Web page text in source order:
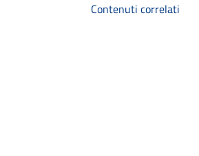
Contenuti correlati